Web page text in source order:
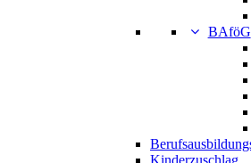
BAföG
Kinderzuschlag